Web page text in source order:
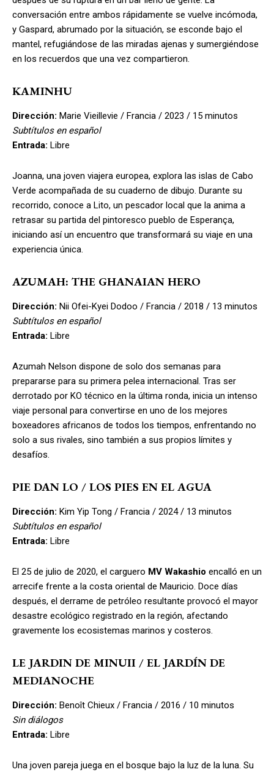
conversación entre ambos rápidamente se vuelve incómoda,
y Gaspard, abrumado por la situación, se esconde bajo el
mantel, refugiándose de las miradas ajenas y sumergiéndose
en los recuerdos que una vez compartieron.
KAMINHU
Dirección: Marie Vieillevie / Francia / 2023 / 15 minutos
Subtítulos en español
Entrada: Libre
Joanna, una joven viajera europea, explora las islas de Cabo
Verde acompañada de su cuaderno de dibujo. Durante su
recorrido, conoce a Lito, un pescador local que la anima a
retrasar su partida del pintoresco pueblo de Esperança,
iniciando así un encuentro que transformará su viaje en una
experiencia única.
AZUMAH: THE GHANAIAN HERO
Dirección: Nii Ofei-Kyei Dodoo / Francia / 2018 / 13 minutos
Subtítulos en español
Entrada: Libre
Azumah Nelson dispone de solo dos semanas para
prepararse para su primera pelea internacional. Tras ser
derrotado por KO técnico en la última ronda, inicia un intenso
viaje personal para convertirse en uno de los mejores
boxeadores africanos de todos los tiempos, enfrentando no
solo a sus rivales, sino también a sus propios límites y
desafíos.
PIE DAN LO / LOS PIES EN EL AGUA
Dirección: Kim Yip Tong / Francia / 2024 / 13 minutos
Subtítulos en español
Entrada: Libre
El 25 de julio de 2020, el carguero MV Wakashio encalló en un
arrecife frente a la costa oriental de Mauricio. Doce días
después, el derrame de petróleo resultante provocó el mayor
desastre ecológico registrado en la región, afectando
gravemente los ecosistemas marinos y costeros.
LE JARDIN DE MINUII / EL JARDÍN DE
MEDIANOCHE
Dirección: Benoît Chieux / Francia / 2016 / 10 minutos
Sin diálogos
Entrada: Libre
Una joven pareja juega en el bosque bajo la luz de la luna. Su